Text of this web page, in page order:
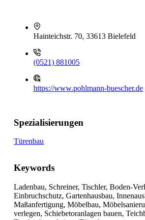
Hainteichstr. 70, 33613 Bielefeld
(0521) 881005
https://www.pohlmann-buescher.de
Spezialisierungen
Türenbau
Keywords
Ladenbau, Schreiner, Tischler, Boden-
Einbruchschutz, Gartenhausbau,
Maßanfertigung, Möbelbau,
verlegen, Schiebetoranlagen bauen,